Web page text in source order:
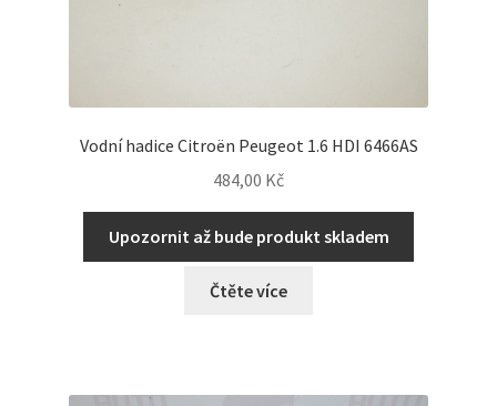
Vodní hadice Citroën Peugeot 1.6 HDI 6466AS
484,00 Kč
Upozornit až bude produkt skladem
Čtěte více